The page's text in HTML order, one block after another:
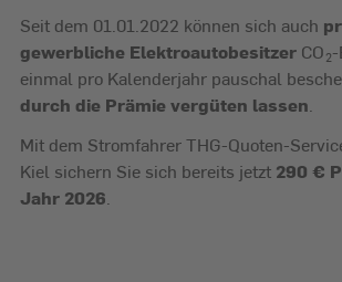
Seit dem 01.01.2022 können sich auch
gewerbliche Elektroautobesitzer CO 2
einmal pro Kalenderjahr pauschal
durch die Prämie vergüten lassen.
Mit dem Stromfahrer THG-Quoten-
Kiel sichern Sie sich bereits jetzt 290 €
Jahr 2026.